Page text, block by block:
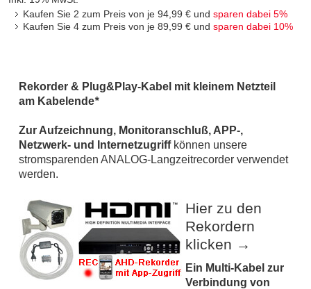
Kaufen Sie 2 zum Preis von je 94,99 € und sparen dabei 5%
Kaufen Sie 4 zum Preis von je 89,99 € und sparen dabei 10%
Rekorder & Plug&Play-Kabel mit kleinem Netzteil
am Kabelende*
Zur Aufzeichnung, Monitoranschluß, APP-,
Netzwerk- und Internetzugriffkönnen unsere
stromsparenden ANALOG-Langzeitrecorder verwendet
werden.
Hier zu den
Rekordern
klicken →
Ein Multi-Kabel zur
Verbindung von